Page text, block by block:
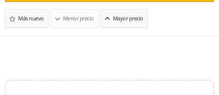
Más nuevo Menor precio Mayor precio